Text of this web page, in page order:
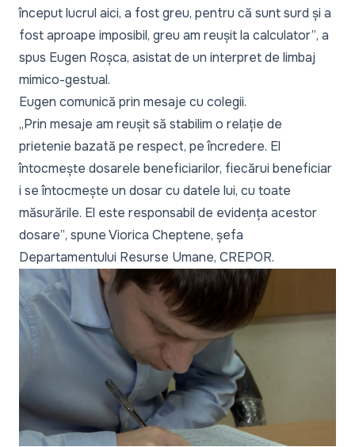
început lucrul aici, a fost greu, pentru că sunt surd și a
fost aproape imposibil, greu am reușit la calculator”, a
spus Eugen Roșca, asistat de un interpret de limbaj
mimico-gestual.
Eugen comunică prin mesaje cu colegii.
„Prin mesaje am reușit să stabilim o relație de
prietenie bazată pe respect, pe încredere. El
întocmește dosarele beneficiarilor, fiecărui beneficiar
i se întocmește un dosar cu datele lui, cu toate
măsurările. El este responsabil de evidența acestor
dosare”, spune Viorica Cheptene, șefa
Departamentului Resurse Umane, CREPOR.